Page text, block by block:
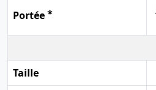
Portée*
Taille